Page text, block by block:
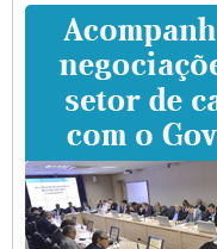
Caminhoneiros prometem
CNTTL e lideranças de
rodovias
Paulinho e Litti debatem política
SUTCRA no Uruguai
Grande Conquista da Categoria
ENCONTRO
DO BRASIL E A ELEIÇÃO 2022
Carta às Brasileiras e aos
Paulinho, presidente da CNTTL,